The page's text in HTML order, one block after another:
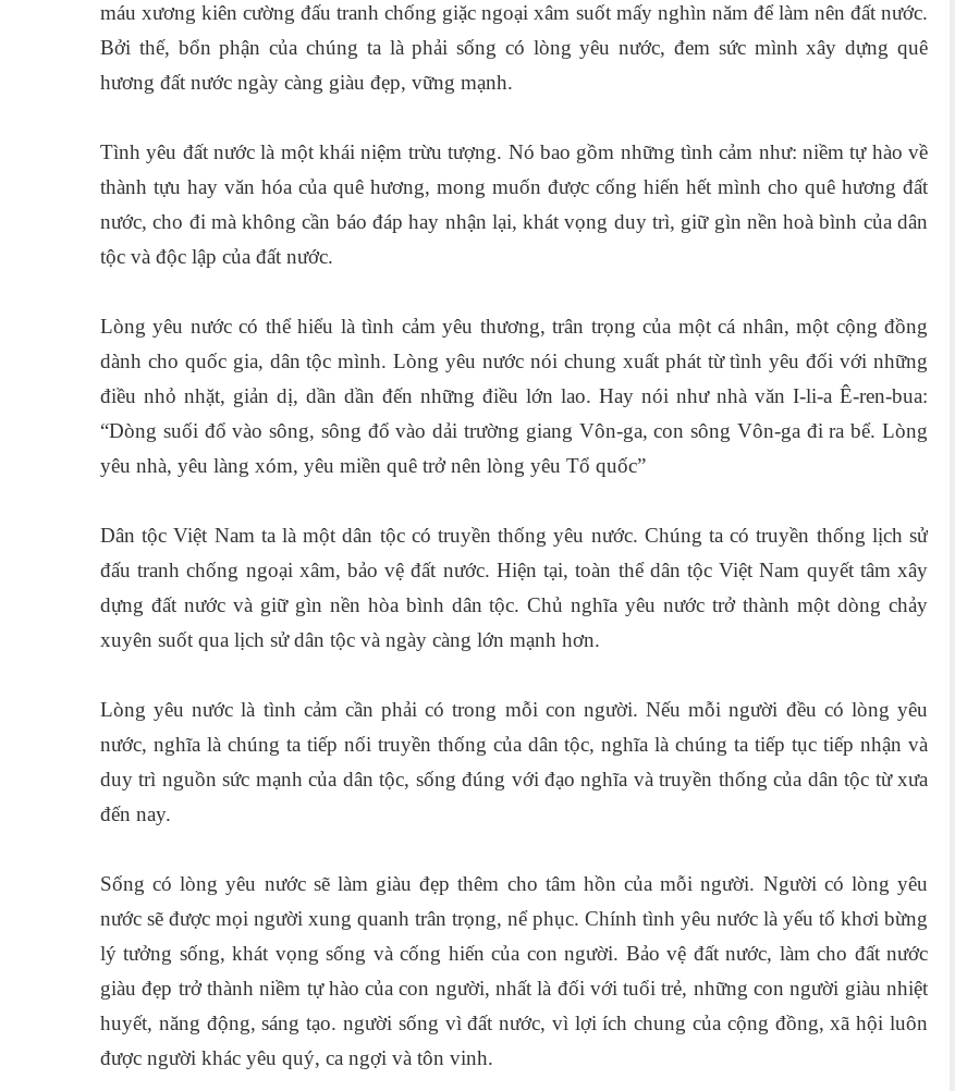
máu xương kiên cường đấu tranh chống giặc ngoại xâm suốt mấy nghìn năm để làm nên đất nước.
Bởi thế, bổn phận của chúng ta là phải sống có lòng yêu nước, đem sức mình xây dựng quê
hương đất nước ngày càng giàu đẹp, vững mạnh.
Tình yêu đất nước là một khái niệm trừu tượng. Nó bao gồm những tình cảm như: niềm tự hào về
thành tựu hay văn hóa của quê hương, mong muốn được cống hiến hết mình cho quê hương đất
nước, cho đi mà không cần báo đáp hay nhận lại, khát vọng duy trì, giữ gìn nền hoà bình của dân
tộc và độc lập của đất nước.
Lòng yêu nước có thể hiểu là tình cảm yêu thương, trân trọng của một cá nhân, một cộng đồng
dành cho quốc gia, dân tộc mình. Lòng yêu nước nói chung xuất phát từ tình yêu đối với những
điều nhỏ nhặt, giản dị, dần dần đến những điều lớn lao. Hay nói như nhà văn I-li-a Ê-ren-bua:
“Dòng suối đổ vào sông, sông đổ vào dải trường giang Vôn-ga, con sông Vôn-ga đi ra bể. Lòng
yêu nhà, yêu làng xóm, yêu miền quê trở nên lòng yêu Tổ quốc”
Dân tộc Việt Nam ta là một dân tộc có truyền thống yêu nước. Chúng ta có truyền thống lịch sử
đấu tranh chống ngoại xâm, bảo vệ đất nước. Hiện tại, toàn thể dân tộc Việt Nam quyết tâm xây
dựng đất nước và giữ gìn nền hòa bình dân tộc. Chủ nghĩa yêu nước trở thành một dòng chảy
xuyên suốt qua lịch sử dân tộc và ngày càng lớn mạnh hơn.
Lòng yêu nước là tình cảm cần phải có trong mỗi con người. Nếu mỗi người đều có lòng yêu
nước, nghĩa là chúng ta tiếp nối truyền thống của dân tộc, nghĩa là chúng ta tiếp tục tiếp nhận và
duy trì nguồn sức mạnh của dân tộc, sống đúng với đạo nghĩa và truyền thống của dân tộc từ xưa
đến nay.
Sống có lòng yêu nước sẽ làm giàu đẹp thêm cho tâm hồn của mỗi người. Người có lòng yêu
nước sẽ được mọi người xung quanh trân trọng, nể phục. Chính tình yêu nước là yếu tố khơi bừng
lý tưởng sống, khát vọng sống và cống hiến của con người. Bảo vệ đất nước, làm cho đất nước
giàu đẹp trở thành niềm tự hào của con người, nhất là đối với tuổi trẻ, những con người giàu nhiệt
huyết, năng động, sáng tạo. người sống vì đất nước, vì lợi ích chung của cộng đồng, xã hội luôn
được người khác yêu quý, ca ngợi và tôn vinh.